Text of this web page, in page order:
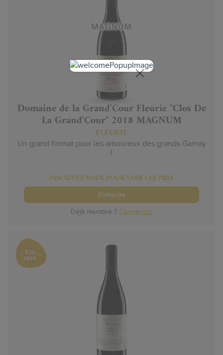
Domaine de la Grand'Cour Fleurie "Clos De
La Grand'Cour" 2018 MAGNUM
FLEURIE
Un grand format pour les amoureux des grands Gamay
!
INSCRIVEZ-VOUS POUR VOIR LES PRIX
S'inscrire
Déjà membre ? Connexion